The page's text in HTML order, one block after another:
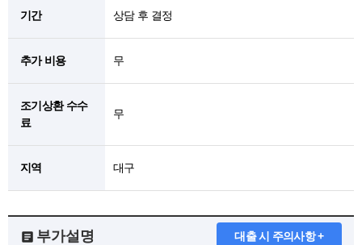
기간 상담 후 결정
추가 비용 무
조기상환 수수
료
무
지역 대구
부가설명 대출 시 주의사항 +